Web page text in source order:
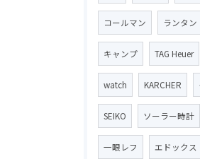
コールマン ランタン
キャンプ TAG Heuer
watch KARCHER
SEIKO ソーラー時計
一眼レフ エドックス